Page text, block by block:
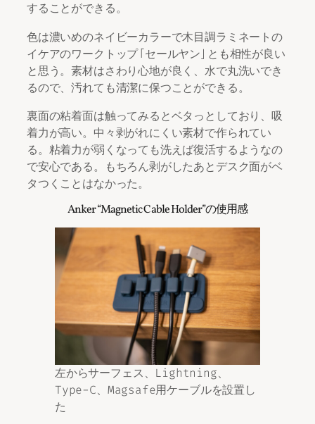
することができる。
色は濃いめのネイビーカラーで木目調ラミネートの
イケアのワークトップ「セールヤン」とも相性が良い
と思う。素材はさわり心地が良く、水で丸洗いでき
るので、汚れても清潔に保つことができる。
裏面の粘着面は触ってみるとベタっとしており、吸
着力が高い。中々剥がれにくい素材で作られてい
る。粘着力が弱くなっても洗えば復活するようなの
で安心である。もちろん剥がしたあとデスク面がベ
タつくことはなかった。
Anker “Magnetic Cable Holder”の使用感
左からサーフェス、Lightning、
Type-C、Magsafe用ケーブルを設置し
た